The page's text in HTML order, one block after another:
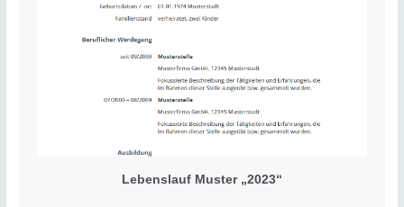
Lebenslauf Muster „2023“